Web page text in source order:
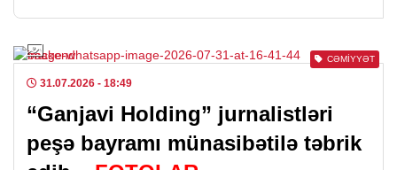
CƏMIYYƏT
31.07.2026 - 18:49
“Ganjavi Holding” jurnalistləri
peşə bayramı münasibətilə təbrik